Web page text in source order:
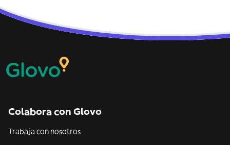
Colabora con Glovo
Trabaja con nosotros